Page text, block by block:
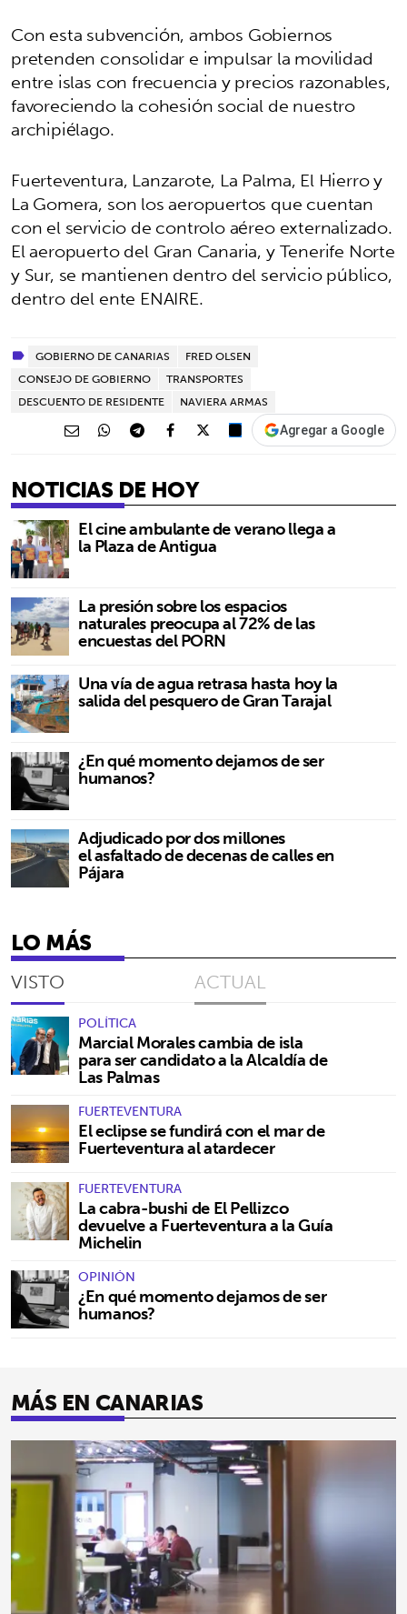
Con esta subvención, ambos Gobiernos
pretenden consolidar e impulsar la movilidad
entre islas con frecuencia y precios razonables,
favoreciendo la cohesión social de nuestro
archipiélago.
Fuerteventura, Lanzarote, La Palma, El Hierro y
La Gomera, son los aeropuertos que cuentan
con el servicio de controlo aéreo externalizado.
El aeropuerto del Gran Canaria, y Tenerife Norte
y Sur, se mantienen dentro del servicio público,
dentro del ente ENAIRE.
GOBIERNO DE CANARIAS
FRED OLSEN
CONSEJO DE GOBIERNO
TRANSPORTES
DESCUENTO DE RESIDENTE
NAVIERA ARMAS
Agregar a Google
NOTICIAS DE HOY
El cine ambulante de verano llega a
la Plaza de Antigua
La presión sobre los espacios
naturales preocupa al 72% de las
encuestas del PORN
Una vía de agua retrasa hasta hoy la
salida del pesquero de Gran Tarajal
¿En qué momento dejamos de ser
humanos?
Adjudicado por dos millones
el asfaltado de decenas de calles en
Pájara
LO MÁS
VISTO ACTUAL
POLÍTICA
Marcial Morales cambia de isla
para ser candidato a la Alcaldía de
Las Palmas
FUERTEVENTURA
El eclipse se fundirá con el mar de
Fuerteventura al atardecer
FUERTEVENTURA
La cabra-bushi de El Pellizco
devuelve a Fuerteventura a la Guía
Michelin
OPINIÓN
¿En qué momento dejamos de ser
humanos?
MÁS EN CANARIAS